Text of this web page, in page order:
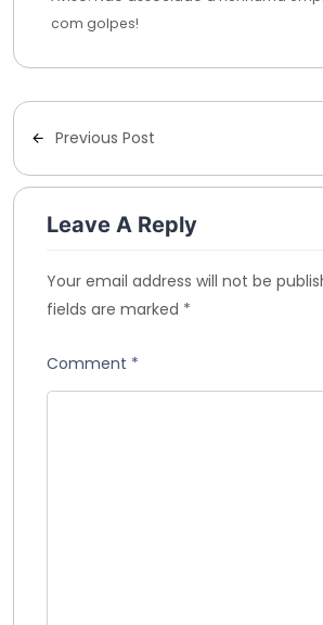
com golpes!
Previous Post
Leave A Reply
Your email address will not be
fields are marked *
Comment *